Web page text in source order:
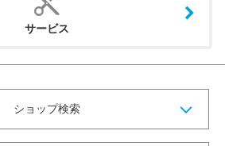
サービス
ショップ検索